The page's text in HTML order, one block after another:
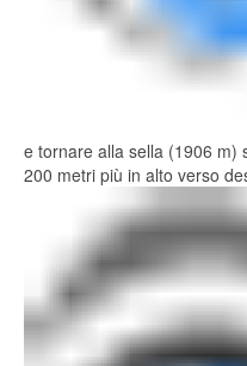
e tornare alla sella (1906 m)
200 metri più in alto verso